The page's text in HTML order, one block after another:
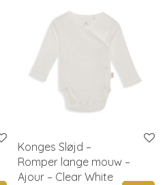
Konges Sløjd –
Romper lange mouw –
Ajour – Clear White